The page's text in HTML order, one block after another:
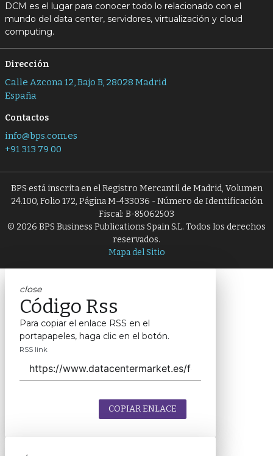
DCM es el lugar para conocer todo lo relacionado con el
mundo del data center, servidores, virtualización y cloud
computing.
Dirección
Calle Azcona 12, Bajo B, 28028 Madrid
España
Contactos
info@bps.com.es
+91 313 79 00
BPS está inscrita en el Registro Mercantil de Madrid, Volumen
24.100, Folio 172, Página M-433036 - Número de Identificación
Fiscal: B-85062503
© 2026 BPS Business Publications Spain S.L. Todos los derechos
reservados.
Mapa del Sitio
close
Código Rss
Para copiar el enlace RSS en el
portapapeles, haga clic en el botón.
RSS link
COPIAR ENLACE